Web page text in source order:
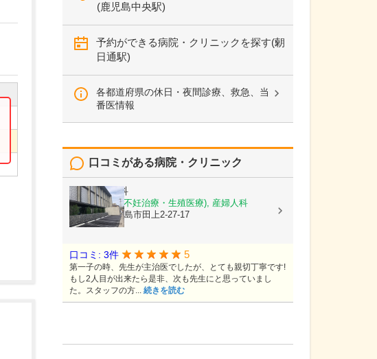
(鹿児島中央駅)
予約ができる病院・クリニックを探す(朝
日通駅)
各都道府県の休日・夜間診療、救急、当
番医情報
口コミがある病院・クリニック
徳永産婦人科
産科, 婦人科(不妊治療・生殖医療), 産婦人科
鹿児島県鹿児島市田上2-27-17
口コミ: 3件 5
第一子の時、先生が主治医でしたが、とても親切丁寧です!
もし2人目が出来たら是非、次も先生にと思っていまし
た。スタッフの方... 続きを読む